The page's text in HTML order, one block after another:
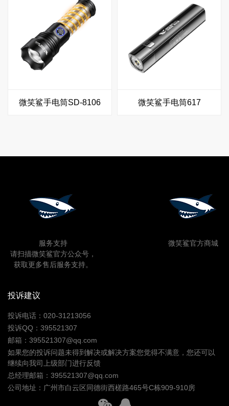
微笑鲨手电筒SD-8106 微笑鲨手电筒617
服务支持
请扫描微笑鲨官方公众号，
获取更多售后服务支持。
微笑鲨官方商城
投诉建议
投诉电话：020-31213056
投诉QQ：395521307
邮箱：395521307@qq.com
如果您的投诉问题未得到解决或解决方案您觉得不满意，您还可以
继续向我司上级部门进行反馈
总经理邮箱：395521307@qq.com
公司地址：广州市白云区同德街西槎路465号C栋909-910房